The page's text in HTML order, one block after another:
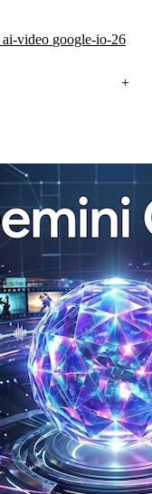
ai-video google-io-26